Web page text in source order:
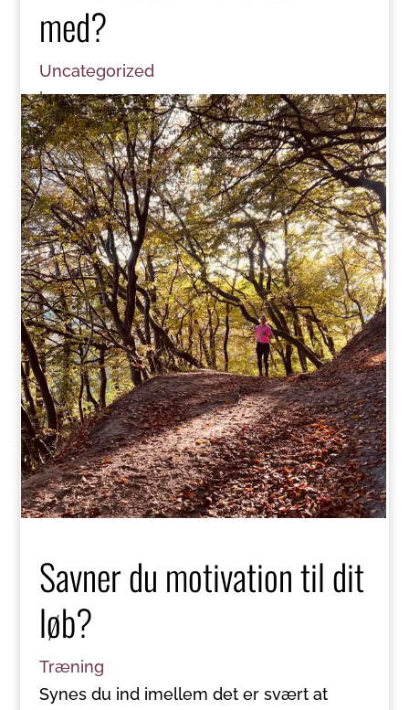
med?
Uncategorized
læs mere
Savner du motivation til dit
løb?
Træning
Synes du ind imellem det er svært at